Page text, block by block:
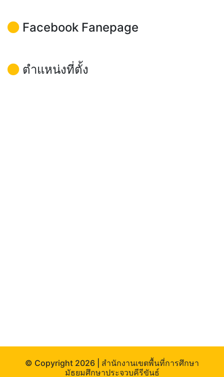
Facebook Fanepage
ตำแหน่งที่ตั้ง
© Copyright 2026 | สำนักงานเขตพื้นที่การศึกษา
มัธยมศึกษาประจวบคีรีขันธ์